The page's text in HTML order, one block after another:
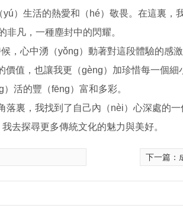
yú）生活的熱愛和（hé）敬畏。在這裏，
非凡，一種塵封中的閃耀。
，心中湧（yǒng）動著對這段體驗的感
價值，也讓我更（gèng）加珍惜每一個
活的豐（fēng）富和多彩。
落裏，我找到了自己內（nèi）心深處的
去探尋更多傳統文化的魅力與美好。
下一篇：